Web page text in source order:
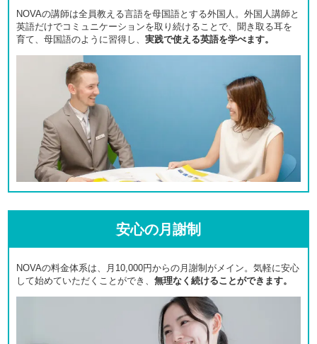
NOVAの講師は全員教える言語を母国語とする外国人。外国人講師と
英語だけでコミュニケーションを取り続けることで、聞き取る耳を
育て、母国語のように習得し、 実践で使える英語を学べます。
安心の月謝制
NOVAの料金体系は、月10,000円からの月謝制がメイン。気軽に安心
して始めていただくことができ、 無理なく続けることができます。